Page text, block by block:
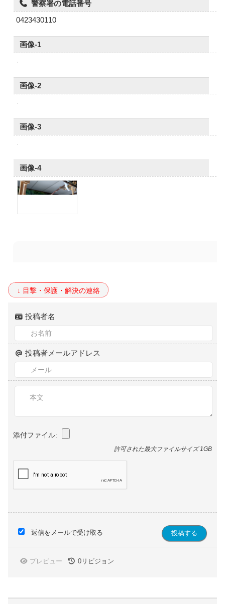
警察署の電話番号
0423430110
画像-1
画像-2
画像-3
画像-4
投稿者名
投稿者メールアドレス
添付ファイル:
許可された最大ファイルサイズ 1GB
返信をメールで受け取る
プレビュー 0リビジョン